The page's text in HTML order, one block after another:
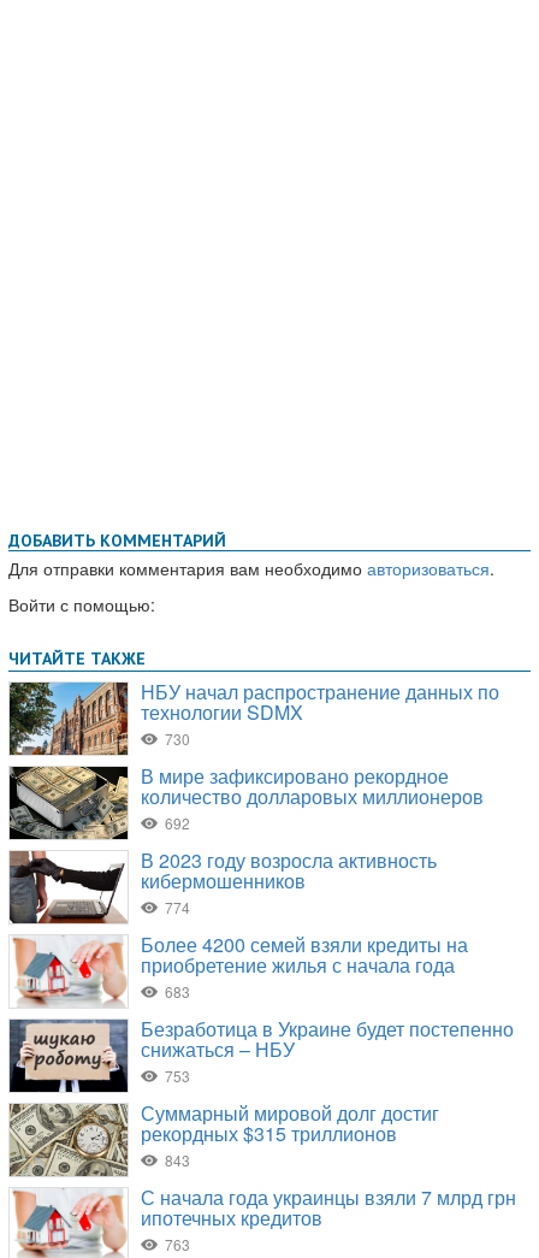
ДОБАВИТЬ КОММЕНТАРИЙ
Для отправки комментария вам необходимо авторизоваться.
Войти с помощью: